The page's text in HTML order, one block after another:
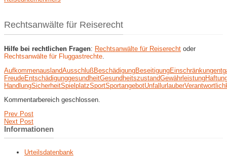
Rechtsanwälte für Reiserecht
Hilfe bei rechtlichen Fragen: Rechtsanwälte für Reiserecht oder
Rechtsanwälte für Fluggastrechte
AufkommenauslandAusschlußBeschädigungBeseitigungEinschränkung
FreudeEntschädigunggesundheitGesundheitszustandGewährleistung
HandlungSicherheitSpielplatzSportSportangebotUnfallurlauber
Kommentarbereich geschlossen.
Prev Post
Next Post
Informationen
Urteilsdatenbank